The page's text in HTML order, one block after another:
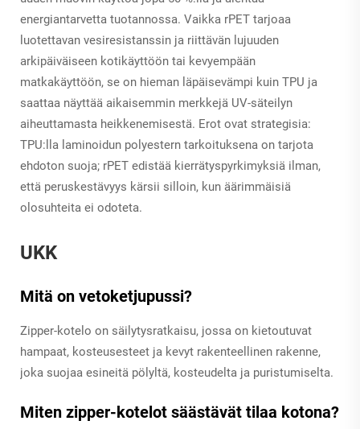
energiantarvetta tuotannossa. Vaikka rPET tarjoaa
luotettavan vesiresistanssin ja riittävän lujuuden
arkipäiväiseen kotikäyttöön tai kevyempään
matkakäyttöön, se on hieman läpäisevämpi kuin TPU ja
saattaa näyttää aikaisemmin merkkejä UV-säteilyn
aiheuttamasta heikkenemisestä. Erot ovat strategisia:
TPU:lla laminoidun polyestern tarkoituksena on tarjota
ehdoton suoja; rPET edistää kierrätyspyrkimyksiä ilman,
että peruskestävyys kärsii silloin, kun äärimmäisiä
olosuhteita ei odoteta.
UKK
Mitä on vetoketjupussi?
Zipper-kotelo on säilytysratkaisu, jossa on kietoutuvat
hampaat, kosteusesteet ja kevyt rakenteellinen rakenne,
joka suojaa esineitä pölyltä, kosteudelta ja puristumiselta.
Miten zipper-kotelot säästävät tilaa kotona?